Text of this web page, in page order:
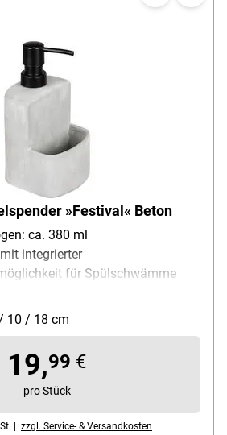
»Festival« Beton
ca. 380 ml
integrierter
für Spülschwämme
10 / 18 cm
19,99 €
pro Stück
| zzgl. Service- & Versandkosten